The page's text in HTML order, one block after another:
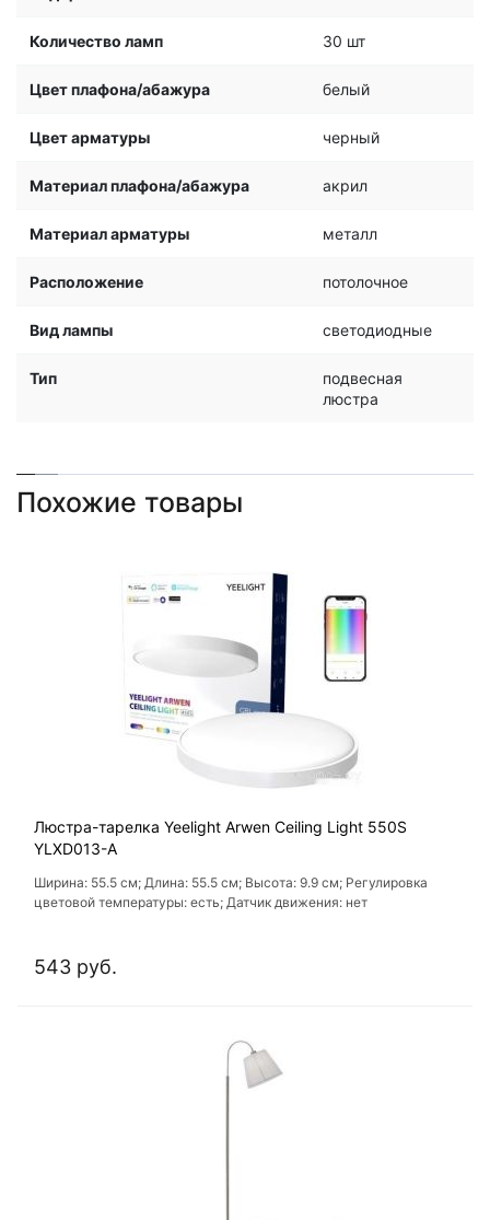
Количество ламп 30 шт
Цвет плафона/абажура белый
Цвет арматуры черный
Материал плафона/абажура акрил
Материал арматуры металл
Расположение потолочное
Вид лампы светодиодные
Тип
подвесная
люстра
Похожие товары
Люстра-тарелка Yeelight Arwen Ceiling Light 550S
YLXD013-A
Ширина: 55.5 см; Длина: 55.5 см; Высота: 9.9 см; Регулировка
цветовой температуры: есть; Датчик движения: нет
543 руб.